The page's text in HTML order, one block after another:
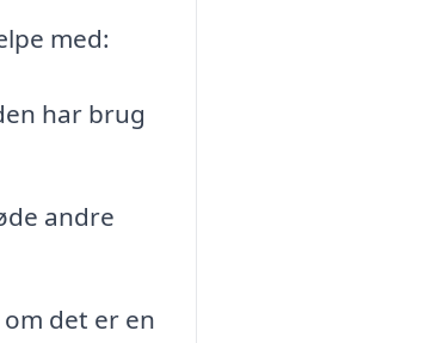
med:
har brug
andre
det er en